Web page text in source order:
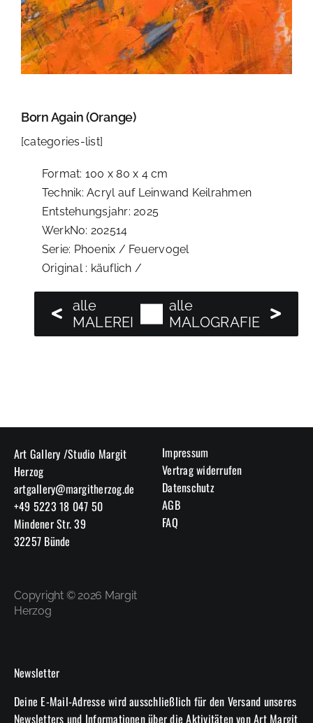
Born Again (Orange)
[categories-list]
Format: 100 x 80 x 4 cm
Technik: Acryl auf Leinwand Keilrahmen
Entstehungsjahr: 2025
WerkNo: 202514
Serie: Phoenix / Feuervogel
Original : käuflich /
alle
MALEREI
alle
MALOGRAFIE
Art Gallery /Studio Margit
Herzog
artgallery@margitherzog.de
+49 5223 18 047 50
Mindener Str. 39
32257 Bünde
Copyright © 2026 Margit
Herzog
Impressum
Vertrag widerrufen
Datenschutz
AGB
FAQ
Newsletter
Deine E-Mail-Adresse wird ausschließlich für den Versand unseres
Newsletters und Informationen über die Aktivitäten von Art Margit